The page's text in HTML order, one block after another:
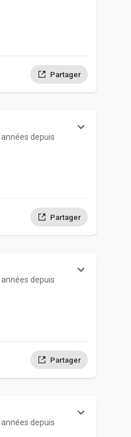
Partager
depuis
Partager
depuis
Partager
depuis